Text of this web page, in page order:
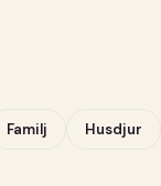
Familj Husdjur